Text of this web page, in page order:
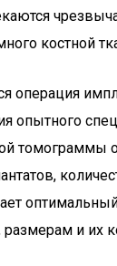
костной
операция
опытного
томограммы
и их